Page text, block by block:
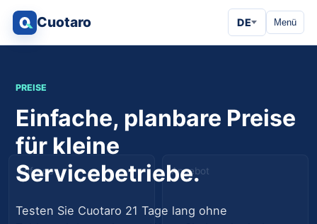
Cuotaro DE Menü
Anfrage Angebot
PREISE
Einfache, planbare Preise
für kleine
Servicebetriebe.
Testen Sie Cuotaro 21 Tage lang ohne